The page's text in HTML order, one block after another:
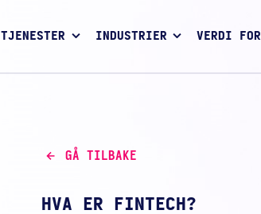
TJENESTER INDUSTRIER VERDI FOR
GÅ TILBAKE
HVA ER FINTECH?